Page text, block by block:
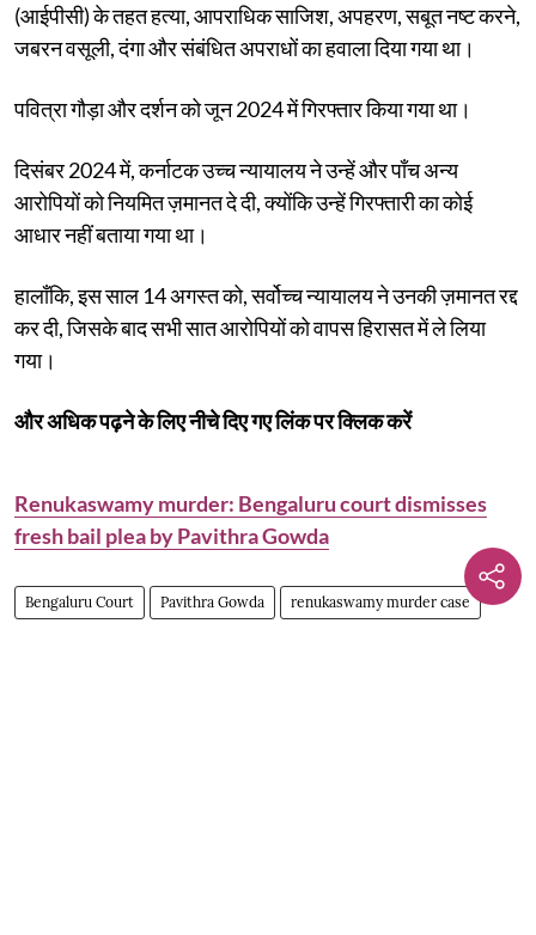
(आईपीसी) के तहत हत्या, आपराधिक साजिश, अपहरण, सबूत नष्ट करने,
जबरन वसूली, दंगा और संबंधित अपराधों का हवाला दिया गया था।
पवित्रा गौड़ा और दर्शन को जून 2024 में गिरफ्तार किया गया था।
दिसंबर 2024 में, कर्नाटक उच्च न्यायालय ने उन्हें और पाँच अन्य
आरोपियों को नियमित ज़मानत दे दी, क्योंकि उन्हें गिरफ्तारी का कोई
आधार नहीं बताया गया था।
हालाँकि, इस साल 14 अगस्त को, सर्वोच्च न्यायालय ने उनकी ज़मानत रद्द
कर दी, जिसके बाद सभी सात आरोपियों को वापस हिरासत में ले लिया
गया।
और अधिक पढ़ने के लिए नीचे दिए गए लिंक पर क्लिक करें
Renukaswamy murder: Bengaluru court dismisses
fresh bail plea by Pavithra Gowda
Bengaluru Court Pavithra Gowda renukaswamy murder case